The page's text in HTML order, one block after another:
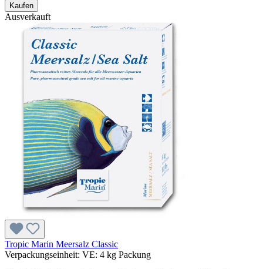
Kaufen
Ausverkauft
Tropic Marin Meersalz Classic
Verpackungseinheit: VE: 4 kg Packung